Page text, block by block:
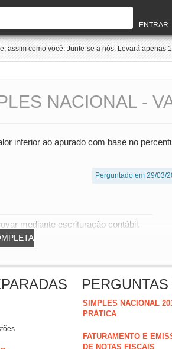
ENTRAR
assim como você. Junte-se a nós. Levará apenas
NACIONAL -
inferior ao apurado com base no
Perguntado em 29/03/
mediante escrituração contábil.
SIMPLES NACIONAL
PRÁTICA
FATURAMENTO E
DE NOTAS FISCAIS